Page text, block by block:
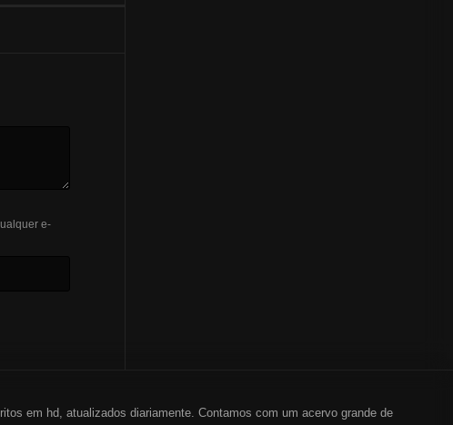
e-
em hd, atualizados diariamente. Contamos com um acervo grande de